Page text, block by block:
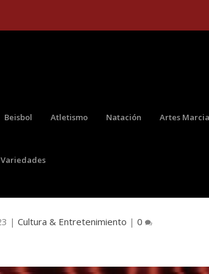
Beisbol Atletismo Natación Artes
Variedades
|Cultura & Entretenimiento |0